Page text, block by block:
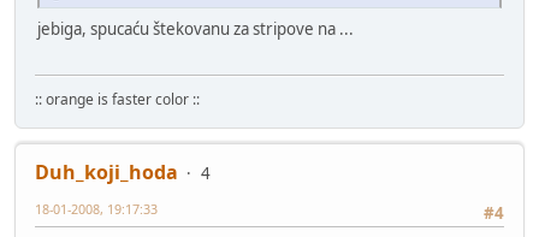
jebiga, spucaću štekovanu za stripove na ...
:: orange is faster color ::
Duh_koji_hoda
4
#4
18-01-2008, 19:17:33